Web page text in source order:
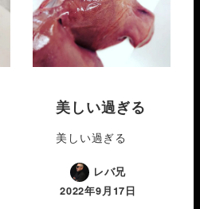
美しい過ぎる
美しい過ぎる
レバ兄
2022年9月17日